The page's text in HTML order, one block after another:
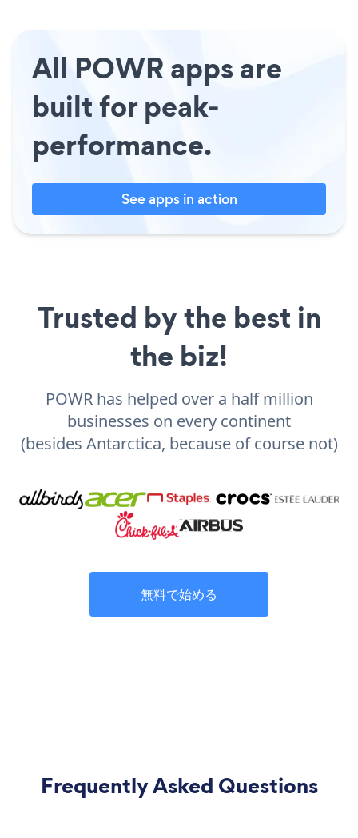
All POWR apps are
built for peak-
performance.
See apps in action
Trusted by the best in
the biz!
POWR has helped over a half million
businesses on every continent
(besides Antarctica, because of course not)
無料で始める
Frequently Asked Questions